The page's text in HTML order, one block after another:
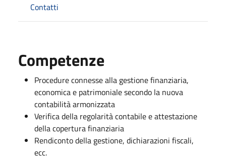
Contatti
Competenze
Procedure connesse alla gestione finanziaria,
economica e patrimoniale secondo la nuova
contabilità armonizzata
Verifica della regolarità contabile e attestazione
della copertura finanziaria
Rendiconto della gestione, dichiarazioni fiscali,
ecc.